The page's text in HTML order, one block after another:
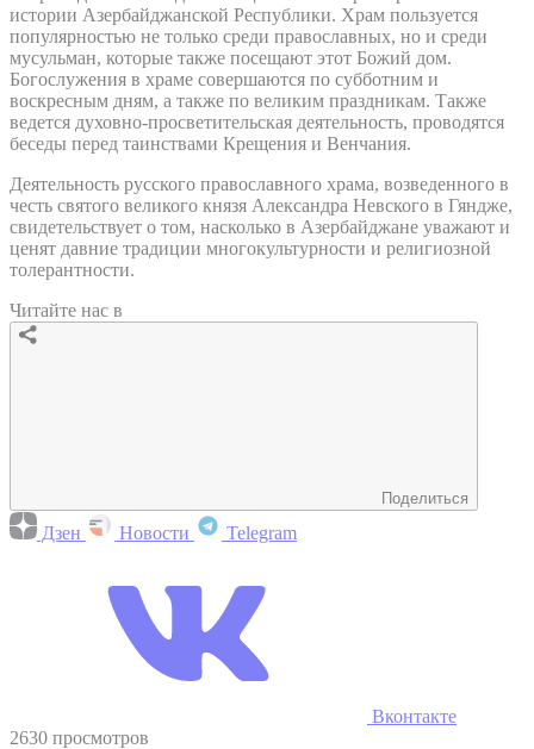
истории Азербайджанской Республики. Храм пользуется
популярностью не только среди православных, но и среди
мусульман, которые также посещают этот Божий дом.
Богослужения в храме совершаются по субботним и
воскресным дням, а также по великим праздникам. Также
ведется духовно-просветительская деятельность, проводятся
беседы перед таинствами Крещения и Венчания.
Деятельность русского православного храма, возведенного в
честь святого великого князя Александра Невского в Гяндже,
свидетельствует о том, насколько в Азербайджане уважают и
ценят давние традиции многокультурности и религиозной
толерантности.
Читайте нас в
Поделиться
Дзен Новости Telegram
Вконтакте
2630 просмотров